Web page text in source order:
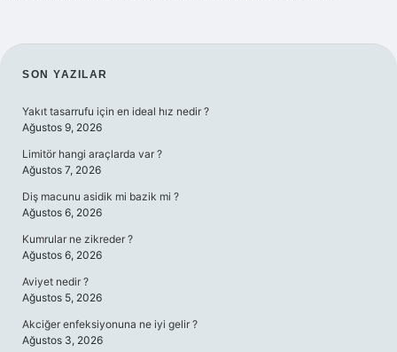
SIDEBAR
SON YAZILAR
Yakıt tasarrufu için en ideal hız nedir ?
Ağustos 9, 2026
Limitör hangi araçlarda var ?
Ağustos 7, 2026
Diş macunu asidik mi bazik mi ?
Ağustos 6, 2026
Kumrular ne zikreder ?
Ağustos 6, 2026
Aviyet nedir ?
Ağustos 5, 2026
Akciğer enfeksiyonuna ne iyi gelir ?
Ağustos 3, 2026